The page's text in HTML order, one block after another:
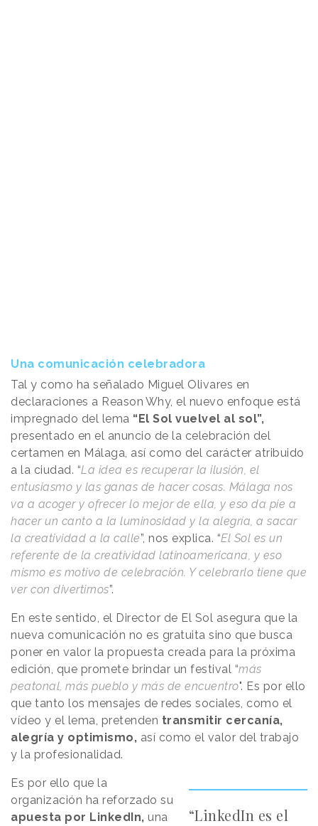
Una comunicación celebradora
Tal y como ha señalado Miguel Olivares en
declaraciones a Reason Why, el nuevo enfoque está
impregnado del lema “El Sol vuelvel al sol”,
presentado en el anuncio de la celebración del
certamen en Málaga, así como del carácter atribuido
a la ciudad. “La idea es recuperar la ilusión, el
entusiasmo y las ganas de hacer cosas. Málaga nos
va a acoger y ofrecer lo mejor de ella, y eso da pie a
hacer un canto a la luminosidad y la alegría, a sacar
la creatividad a la calle”, nos explica. “El Sol es un
referente de la creatividad latinoamericana, y eso
mismo es motivo de celebración. Y celebrarlo tiene que
ver con divertirnos”.
En este sentido, el Director de El Sol asegura que la
nueva comunicación no es gratuita sino que busca
poner en valor la propuesta creada para la próxima
edición, que promete brindar un festival “más
peatonal, más pueblo y más de encuentro". Es por ello
que tanto los mensajes de redes sociales, como el
vídeo y el lema, pretenden transmitir cercanía,
alegría y optimismo, así como el valor del trabajo
y la profesionalidad.
“LinkedIn es el
Es por ello que la
organización ha reforzado su
apuesta por LinkedIn, una